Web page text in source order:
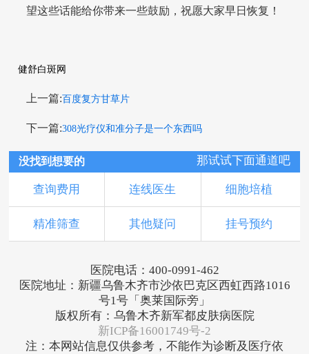
望这些话能给你带来一些鼓励，祝愿大家早日恢复！
健舒白斑网
上一篇:百度复方甘草片
下一篇:308光疗仪和准分子是一个东西吗
没找到想要的 那试试下面通道吧
查询费用 连线医生 细胞培植
精准筛查 其他疑问 挂号预约
医院电话：400-0991-462
医院地址：新疆乌鲁木齐市沙依巴克区西虹西路1016
号1号「奥莱国际旁」
版权所有：乌鲁木齐新军都皮肤病医院
新ICP备16001749号-2
注：本网站信息仅供参考，不能作为诊断及医疗依